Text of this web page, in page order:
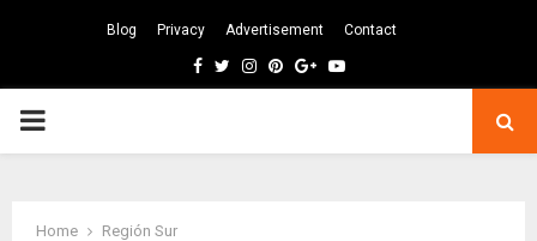
Blog Privacy Advertisement Contact
Facebook
TwitterInstagram
Pinterest
GoogleYoutube
PRIMARY
Home
Región Sur